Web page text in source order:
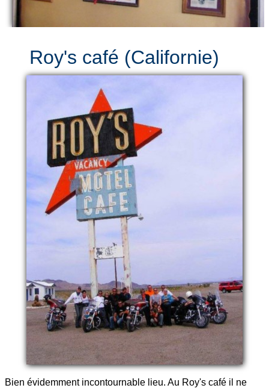
Roy's café (Californie)
Bien évidemment incontournable lieu. Au Roy's café il ne